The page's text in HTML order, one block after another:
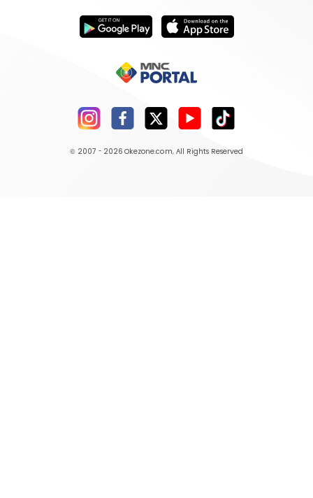
© 2007 - 2026 Okezone.com, All Rights Reserved